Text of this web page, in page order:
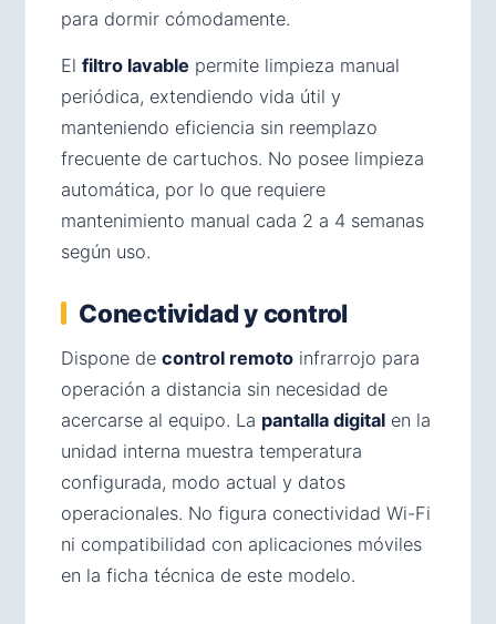
para dormir cómodamente.
El filtro lavable permite limpieza manual
periódica, extendiendo vida útil y
manteniendo eficiencia sin reemplazo
frecuente de cartuchos. No posee limpieza
automática, por lo que requiere
mantenimiento manual cada 2 a 4 semanas
según uso.
Conectividad y control
Dispone de control remoto infrarrojo para
operación a distancia sin necesidad de
acercarse al equipo. La pantalla digital en la
unidad interna muestra temperatura
configurada, modo actual y datos
operacionales. No figura conectividad Wi-Fi
ni compatibilidad con aplicaciones móviles
en la ficha técnica de este modelo.